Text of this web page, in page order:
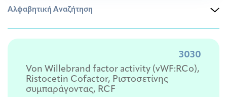
Αλφαβητική Αναζήτηση
3030
Von Willebrand factor activity (vWF:RCo),
Ristocetin Cofactor, Ριστοσετίνης
συμπαράγοντας, RCF